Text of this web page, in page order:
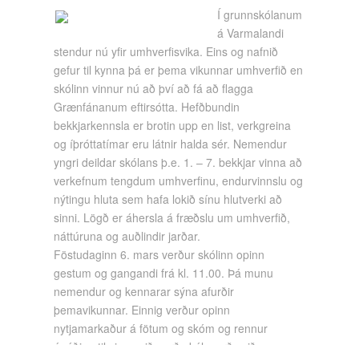
Í grunnskólanum
á Varmalandi
stendur nú yfir umhverfisvika. Eins og nafnið
gefur til kynna þá er þema vikunnar umhverfið en
skólinn vinnur nú að því að fá að flagga
Grænfánanum eftirsótta. Hefðbundin
bekkjarkennsla er brotin upp en list, verkgreina
og íþróttatímar eru látnir halda sér. Nemendur
yngri deildar skólans þ.e. 1. – 7. bekkjar vinna að
verkefnum tengdum umhverfinu, endurvinnslu og
nýtingu hluta sem hafa lokið sínu hlutverki að
sinni. Lögð er áhersla á fræðslu um umhverfið,
náttúruna og auðlindir jarðar.
Föstudaginn 6. mars verður skólinn opinn
gestum og gangandi frá kl. 11.00. Þá munu
nemendur og kennarar sýna afurðir
þemavikunnar. Einnig verður opinn
nytjamarkaður á fötum og skóm og rennur